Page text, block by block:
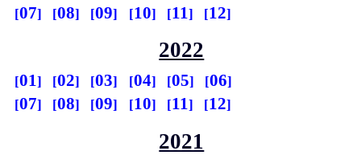
07
08 09 10 11 12
2022
01 02 03 04 05
06
07
08 09 10 11 12
2021